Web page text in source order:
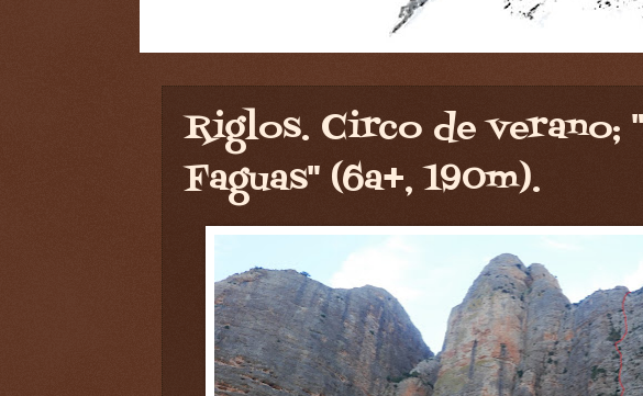
Riglos. Circo de verano;
Faguas" (6a+, 190m).